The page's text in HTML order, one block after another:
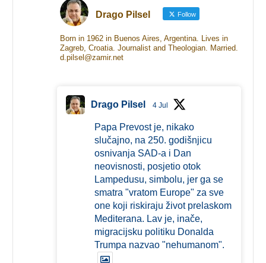
Drago Pilsel Follow
Born in 1962 in Buenos Aires, Argentina. Lives in
Zagreb, Croatia. Journalist and Theologian. Married.
d.pilsel@zamir.net
Drago Pilsel 4 Jul
Papa Prevost je, nikako
slučajno, na 250. godišnjicu
osnivanja SAD-a i Dan
neovisnosti, posjetio otok
Lampedusu, simbolu, jer ga se
smatra "vratom Europe" za sve
one koji riskiraju život prelaskom
Mediterana. Lav je, inače,
migracijsku politiku Donalda
Trumpa nazvao "nehumanom".